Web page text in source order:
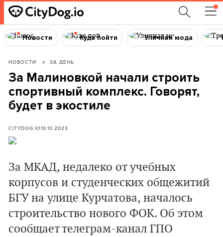
Новости Куда пойти Уличная мода
НОВОСТИ ЗА ДЕНЬ
За Малиновкой начали строить
спортивный комплекс. Говорят,
будет в экостиле
CITYDOG.IO10.10.2023
За МКАД, недалеко от учебных
корпусов и студенческих общежитий
БГУ на улице Курчатова, началось
строительство нового ФОК. Об этом
сообщает телеграм-канал ГПО